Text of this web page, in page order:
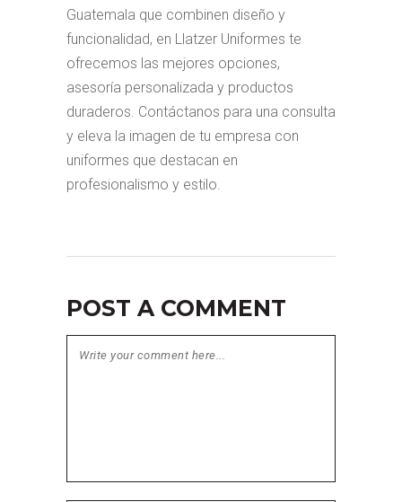
Guatemala que combinen diseño y
funcionalidad, en Llatzer Uniformes te
ofrecemos las mejores opciones,
asesoría personalizada y productos
duraderos. Contáctanos para una consulta
y eleva la imagen de tu empresa con
uniformes que destacan en
profesionalismo y estilo.
POST A COMMENT